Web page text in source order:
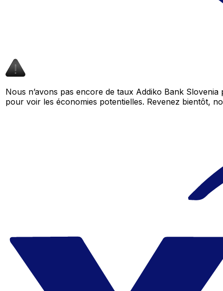
Nous n’avons pas encore de taux Addiko Bank
pour voir les économies potentielles. Revenez bientôt,